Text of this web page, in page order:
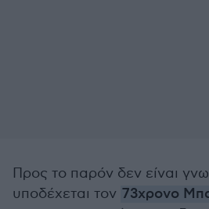
Προς το παρόν δεν είναι
υποδέχεται τον 73χρονο